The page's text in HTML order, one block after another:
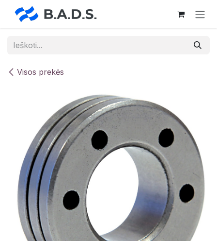
Skip to Content
Visos prekės